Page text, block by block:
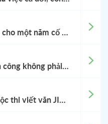
Lương Thị Yêu – Tự thưởng cho một năm cố gắng
Trương Khắc Cường: Thành công không phải là bữa tiệc một đêm, mà là sự từng trải để chiêm nghiệm cả cuộc đời
Thực tập sinh đạt giải Ba cuộc thi viết văn JITCO - Nguyễn Thị Thanh Trang: "Để có thể trưởng thành thì tự lập là việc quan trọng”